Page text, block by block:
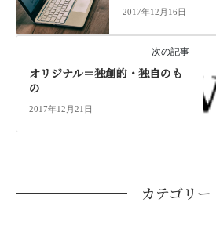
2017年12月16日
次の記事
オリジナル＝独創的・独自のも
の
2017年12月21日
カテゴリー